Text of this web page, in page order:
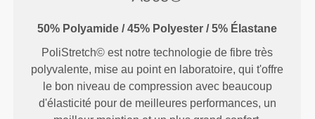
50% Polyamide / 45% Polyester / 5% Élastane
PoliStretch© est notre technologie de fibre très
polyvalente, mise au point en laboratoire, qui t'offre
le bon niveau de compression avec beaucoup
d'élasticité pour de meilleures performances, un